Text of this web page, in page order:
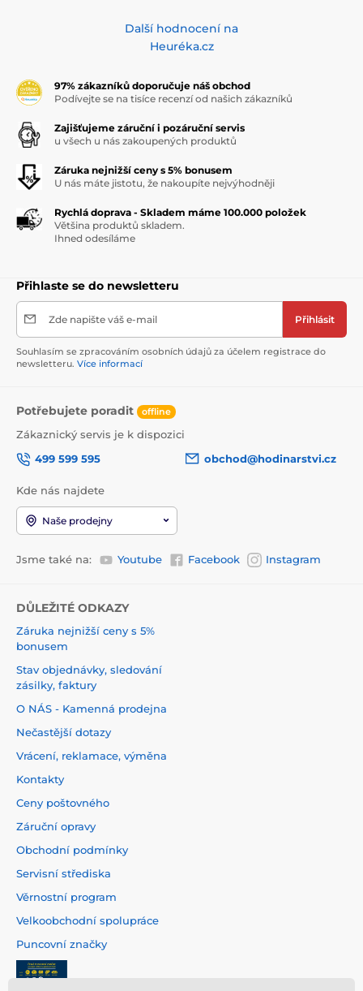
Další hodnocení na
Heuréka.cz
97% zákazníků doporučuje náš obchod
Podívejte se na tisíce recenzí od našich zákazníků
Zajišťujeme záruční i pozáruční servis
u všech u nás zakoupených produktů
Záruka nejnižší ceny s 5% bonusem
U nás máte jistotu, že nakoupíte nejvýhodněji
Rychlá doprava - Skladem máme 100.000 položek
Většina produktů skladem.
Ihned odesíláme
Přihlaste se do newsletteru
Zde napište váš e-mail Přihlásit
Souhlasím se zpracováním osobních údajů za účelem registrace do
newsletteru. Více informací
Potřebujete poradit offline
Zákaznický servis je k dispozici
499 599 595
obchod@hodinarstvi.cz
Kde nás najdete
Naše prodejny
Jsme také na: Youtube Facebook Instagram
DŮLEŽITÉ ODKAZY
Záruka nejnižší ceny s 5%
bonusem
Stav objednávky, sledování
zásilky, faktury
O NÁS - Kamenná prodejna
Nečastější dotazy
Vrácení, reklamace, výměna
Kontakty
Ceny poštovného
Záruční opravy
Obchodní podmínky
Servisní střediska
Věrnostní program
Velkoobchodní spolupráce
Puncovní značky